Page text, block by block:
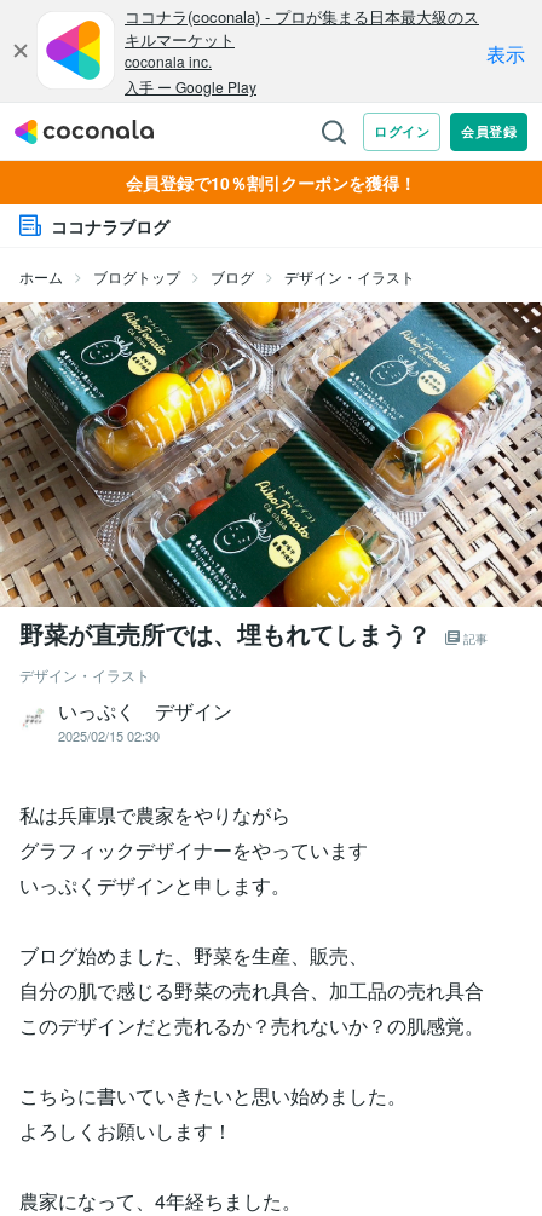
会員登録で10％割引クーポンを獲得！
ココナラブログ
ホーム ブログトップ ブログ デザイン・イラスト
野菜が直売所では、埋もれてしまう？ 記事
デザイン・イラスト
いっぷく デザイン
2025/02/15 02:30
私は兵庫県で農家をやりながら
グラフィックデザイナーをやっています
いっぷくデザインと申します。
ブログ始めました、野菜を生産、販売、
自分の肌で感じる野菜の売れ具合、加工品の売れ具合
このデザインだと売れるか？売れないか？の肌感覚。
こちらに書いていきたいと思い始めました。
よろしくお願いします！
農家になって、4年経ちました。